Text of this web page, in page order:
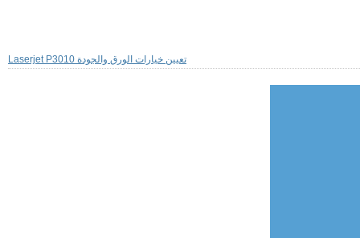
Laserjet P3010 تعيين خيارات الورق والجودة